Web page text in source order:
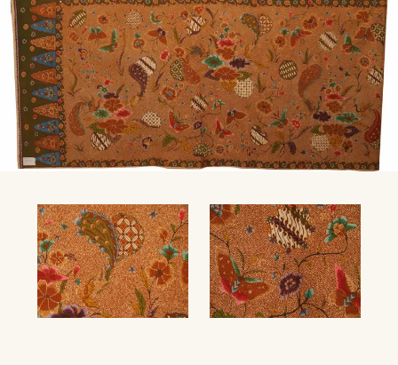
PROFIL
INSAN
BATIK
KAMUS
BATIK
KATALOG
BATIK
TANYA
LINKS